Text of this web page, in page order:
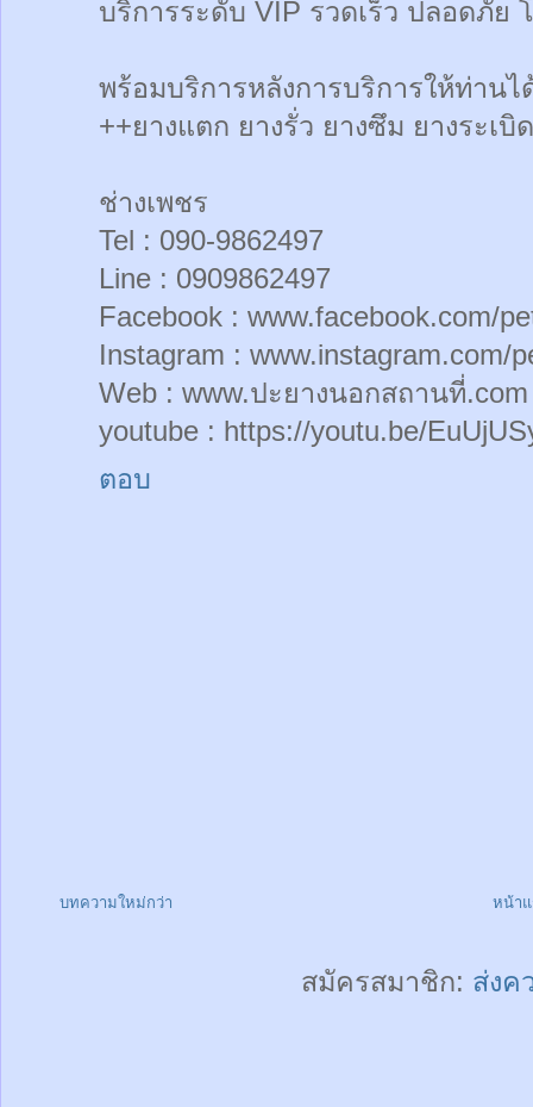
บริการระดับ VIP รวดเร็ว ปลอดภัย
พร้อมบริการหลังการบริการให้ท่านไ
++ยางแตก ยางรั่ว ยางซึม ยางระเบิ
ช่างเพชร
Tel : 090-9862497
Line : 0909862497
Facebook : www.facebook.com/
Instagram : www.instagram.com/
Web : www.ปะยางนอกสถานที่.com
youtube : https://youtu.be/
ตอบ
บทความใหม่กว่า หน้า
สมัครสมาชิก: ส่งค